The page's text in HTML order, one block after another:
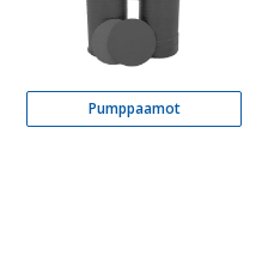
Pumppaamot